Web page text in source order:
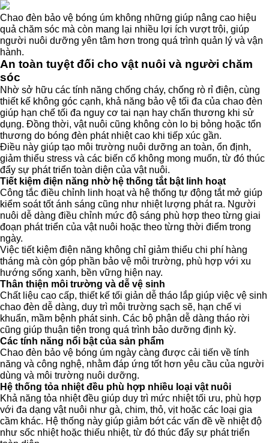
Chao đèn bảo vệ bóng úm không những giúp nâng cao hiệu
quả chăm sóc mà còn mang lại nhiều lợi ích vượt trội, giúp
người nuôi dưỡng yên tâm hơn trong quá trình quản lý và vận
hành.
An toàn tuyệt đối cho vật nuôi và người chăm
sóc
Nhờ sở hữu các tính năng chống cháy, chống rò rỉ điện, cùng
thiết kế không góc cạnh, khả năng bảo vệ tối đa của chao đèn
giúp hạn chế tối đa nguy cơ tai nạn hay chấn thương khi sử
dụng. Đồng thời, vật nuôi cũng không còn lo bị bỏng hoặc tổn
thương do bóng đèn phát nhiệt cao khi tiếp xúc gần.
Điều này giúp tạo môi trường nuôi dưỡng an toàn, ổn định,
giảm thiểu stress và các biến cố không mong muốn, từ đó thúc
đẩy sự phát triển toàn diện của vật nuôi.
Tiết kiệm điện năng nhờ hệ thống tắt bật linh hoạt
Công tắc điều chỉnh linh hoạt và hệ thống tự động tắt mở giúp
kiểm soát tốt ánh sáng cũng như nhiệt lượng phát ra. Người
nuôi dễ dàng điều chỉnh mức độ sáng phù hợp theo từng giai
đoạn phát triển của vật nuôi hoặc theo từng thời điểm trong
ngày.
Việc tiết kiệm điện năng không chỉ giảm thiểu chi phí hàng
tháng mà còn góp phần bảo vệ môi trường, phù hợp với xu
hướng sống xanh, bền vững hiện nay.
Thân thiện môi trường và dễ vệ sinh
Chất liệu cao cấp, thiết kế tối giản dễ tháo lắp giúp việc vệ sinh
chao đèn dễ dàng, duy trì môi trường sạch sẽ, hạn chế vi
khuẩn, mầm bệnh phát sinh. Các bộ phận dễ dàng tháo rời
cũng giúp thuận tiện trong quá trình bảo dưỡng định kỳ.
Các tính năng nổi bật của sản phẩm
Chao đèn bảo vệ bóng úm ngày càng được cải tiến về tính
năng và công nghệ, nhằm đáp ứng tốt hơn yêu cầu của người
dùng và môi trường nuôi dưỡng.
Hệ thống tỏa nhiệt đều phù hợp nhiều loại vật nuôi
Khả năng tỏa nhiệt đều giúp duy trì mức nhiệt tối ưu, phù hợp
với đa dạng vật nuôi như gà, chim, thỏ, vịt hoặc các loại gia
cầm khác. Hệ thống này giúp giảm bớt các vấn đề về nhiệt độ
như sốc nhiệt hoặc thiếu nhiệt, từ đó thúc đẩy sự phát triển